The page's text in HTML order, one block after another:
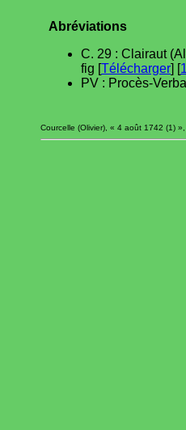
Abréviations
C. 29 : Clairaut
fig [Télécharger] [
PV : Procès-
Courcelle (Olivier), « 4 août 1742 (1) »,